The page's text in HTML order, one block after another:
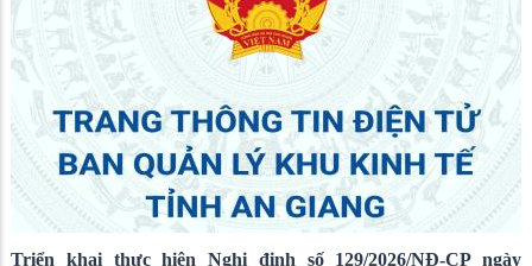
Triển khai thực hiện Nghị định số 129/2026/NĐ-CP ngày